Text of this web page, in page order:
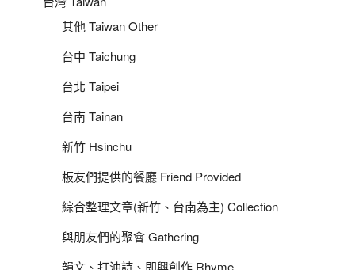
其他 Taiwan Other
台中 Taichung
台北 Taipei
台南 Tainan
新竹 Hsinchu
板友們提供的餐廳 Friend Provided
綜合整理文章(新竹、台南為主) Collection
與朋友們的聚會 Gathering
韻文、打油詩、即興創作 Rhyme